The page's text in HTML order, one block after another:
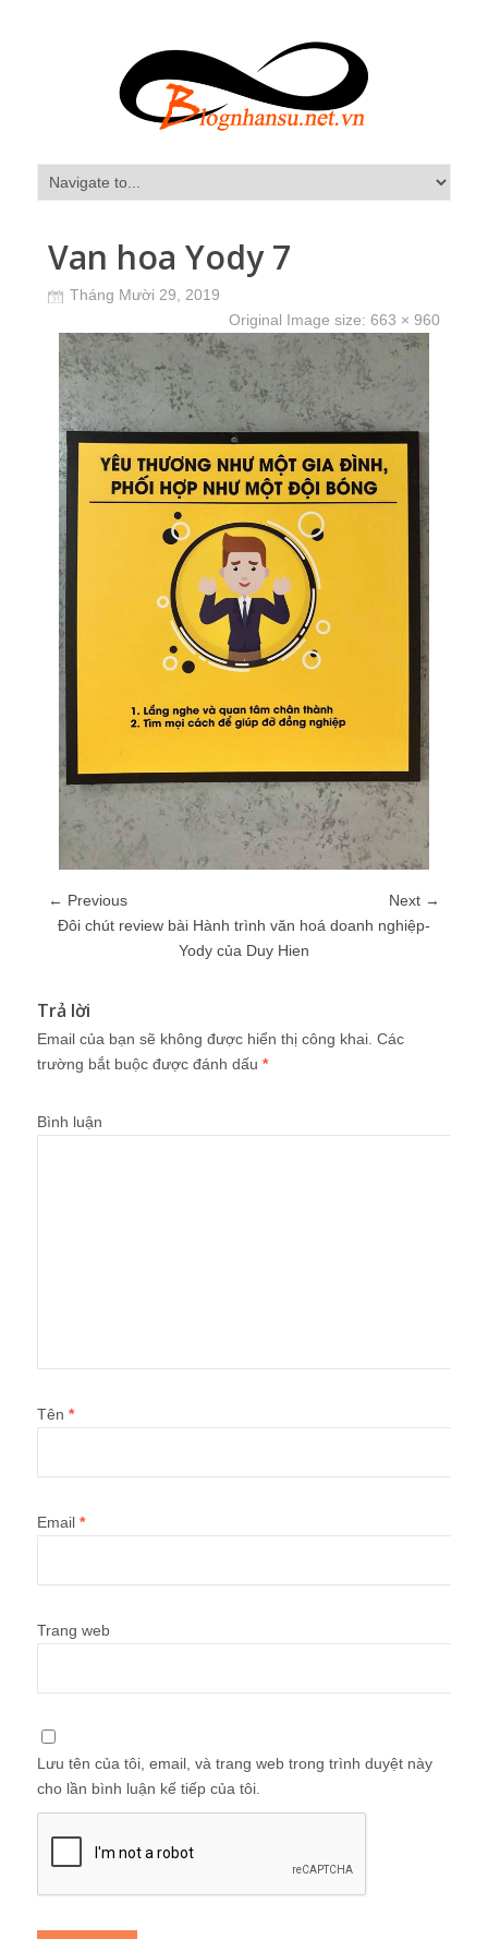
Van hoa Yody 7
Tháng Mười 29, 2019
Original Image size: 663 × 960
← Previous
Next →
Đôi chút review bài Hành trình văn hoá doanh nghiệp-
Yody của Duy Hien
Trả lời
Email của bạn sẽ không được hiển thị công khai. Các
trường bắt buộc được đánh dấu *
Bình luận
Tên *
Email *
Trang web
Lưu tên của tôi, email, và trang web trong trình duyệt này
cho lần bình luận kế tiếp của tôi.